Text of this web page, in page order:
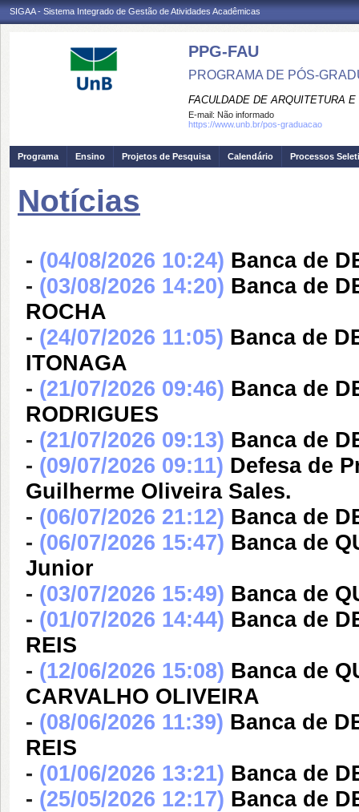
SIGAA - Sistema Integrado de Gestão de Atividades Acadêmicas
PPG-FAU
PROGRAMA DE PÓS-
FACULDADE DE ARQUITETURA
E-mail: Não informado
https://www.unb.br/pos-graduacao
Programa Ensino Projetos de Pesquisa Calendário Processos
Notícias
- (04/08/2026 10:24) Banca de
- (03/08/2026 14:20) Banca de
ROCHA
- (24/07/2026 11:05) Banca de
ITONAGA
- (21/07/2026 09:46) Banca de
RODRIGUES
- (21/07/2026 09:13) Banca de
- (09/07/2026 09:11) Defesa de
Guilherme Oliveira Sales.
- (06/07/2026 21:12) Banca de
- (06/07/2026 15:47) Banca de
Junior
- (03/07/2026 15:49) Banca de
- (01/07/2026 14:44) Banca de
REIS
- (12/06/2026 15:08) Banca de
CARVALHO OLIVEIRA
- (08/06/2026 11:39) Banca de
REIS
- (01/06/2026 13:21) Banca de
- (25/05/2026 12:17) Banca de